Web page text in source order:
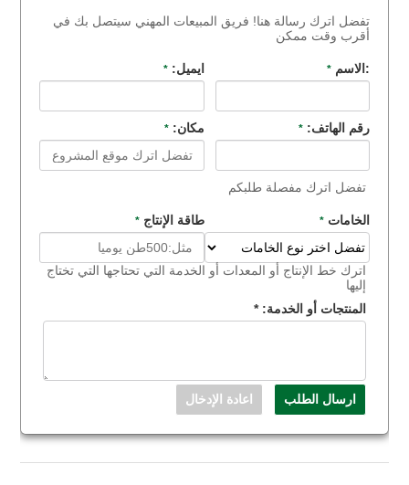
تفضل اترك رسالة هنا! فريق المبيعات المهني سيتصل بك في
أقرب وقت ممكن
:الاسم* ايميل: *
رقم الهاتف:* مكان: *
تفضل اترك مفصلة طلبكم
الخامات* طاقة الإنتاج *
اترك خط الإنتاج أو المعدات أو الخدمة التي تحتاجها التي تختاج
إليها
المنتجات أو الخدمة:*